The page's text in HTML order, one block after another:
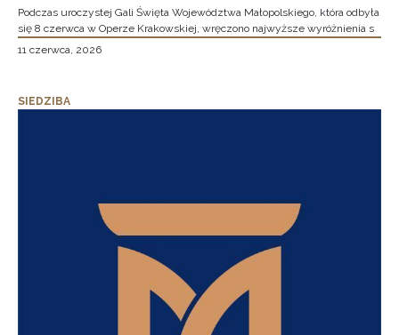
Podczas uroczystej Gali Święta Województwa Małopolskiego, która odbyła
się 8 czerwca w Operze Krakowskiej, wręczono najwyższe wyróżnienia s
11 czerwca, 2026
SIEDZIBA